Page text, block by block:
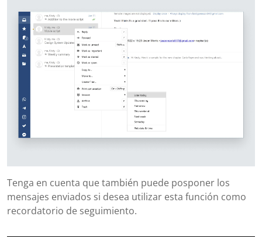
Tenga en cuenta que también puede posponer los
mensajes enviados si desea utilizar esta función como
recordatorio de seguimiento.